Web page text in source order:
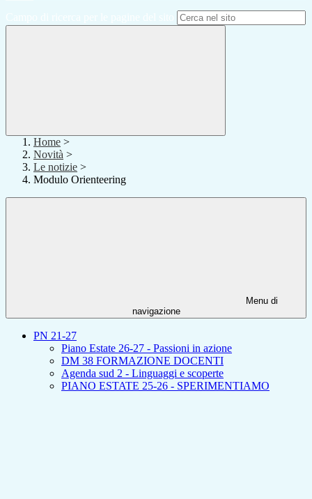
Home >
Novità >
Le notizie >
Modulo Orienteering
Menu di
navigazione
PN 21-27
Piano Estate 26-27 - Passioni in azione
DM 38 FORMAZIONE DOCENTI
Agenda sud 2 - Linguaggi e scoperte
PIANO ESTATE 25-26 - SPERIMENTIAMO